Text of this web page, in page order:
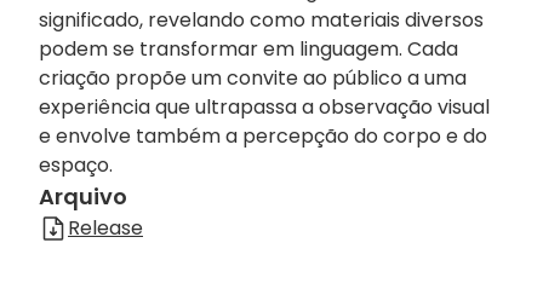
significado, revelando como materiais diversos
podem se transformar em linguagem. Cada
criação propõe um convite ao público a uma
experiência que ultrapassa a observação visual
e envolve também a percepção do corpo e do
espaço.
Arquivo
Release